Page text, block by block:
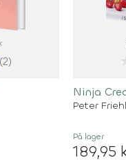
(2)
Ninja
Peter
På lager
189,95